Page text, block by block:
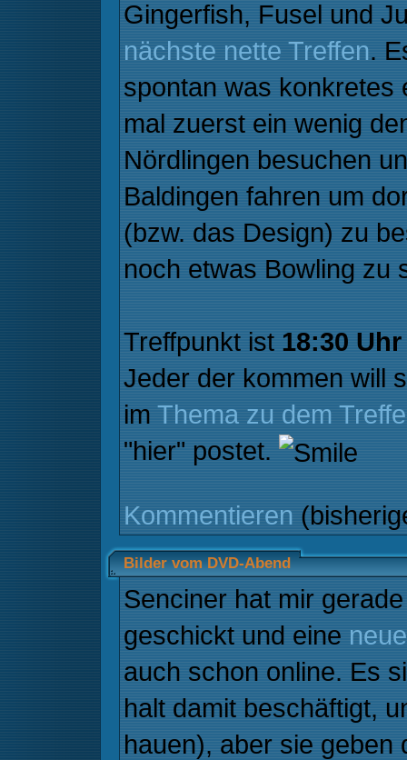
Gingerfish, Fusel und
nächste nette Treffen.
spontan was konkretes
mal zuerst ein wenig
Nördlingen besuchen
Baldingen fahren um
(bzw. das Design) zu
noch etwas Bowling zu
Treffpunkt ist 18:30 Uhr
Jeder der kommen will
im Thema zu dem
"hier" postet.
Kommentieren
Bilder vom DVD-Abend
Senciner hat mir
geschickt und eine
auch schon online. Es
halt damit beschäftigt,
hauen), aber sie geben